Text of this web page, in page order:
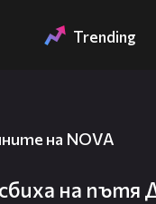
Trending
на NOVA
сбиха на пътя